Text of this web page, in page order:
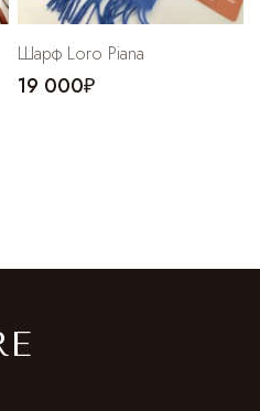
Шарф Loro Piana
19 000₽